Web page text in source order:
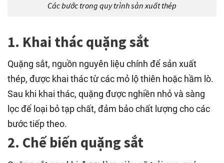
Các bước trong quy trình sản xuất thép
1. Khai thác quặng sắt
Quặng sắt, nguồn nguyên liệu chính để sản xuất
thép, được khai thác từ các mỏ lộ thiên hoặc hầm lò.
Sau khi khai thác, quặng được nghiền nhỏ và sàng
lọc để loại bỏ tạp chất, đảm bảo chất lượng cho các
bước tiếp theo.
2. Chế biến quặng sắt